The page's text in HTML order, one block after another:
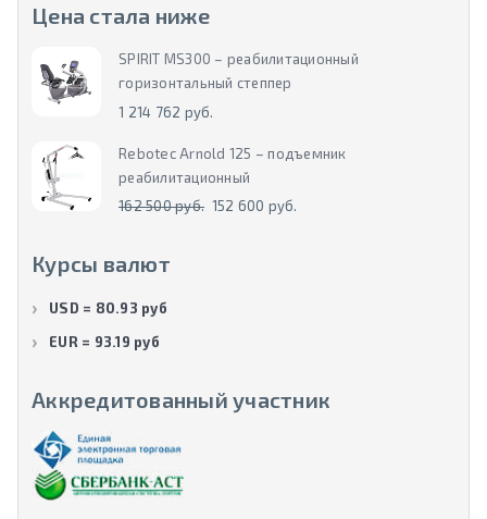
Цена стала ниже
SPIRIT MS300 – реабилитационный
горизонтальный степпер
1 214 762 руб.
Rebotec Arnold 125 – подъемник
реабилитационный
162 500 руб. 152 600 руб.
Курсы валют
USD = 80.93 руб
EUR = 93.19 руб
Аккредитованный участник